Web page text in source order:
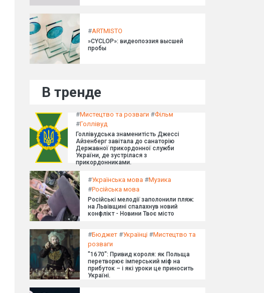
#ARTMISTO
»CYCLOP»: видеопоэзия высшей
пробы
В тренде
#Мистецтво та розваги #Фільм
#Голлівуд
Голлівудська знаменитість Джессі
Айзенберг завітала до санаторію
Державної прикордонної служби
України, де зустрілася з
прикордонниками.
#Українська мова #Музика
#Російська мова
Російські мелодії заполонили пляж:
на Львівщині спалахнув новий
конфлікт - Новини Твоє місто
#Бюджет #Українці #Мистецтво та
розваги
"1670": Привид короля: як Польща
перетворює імперський міф на
прибуток – і які уроки це приносить
Україні.